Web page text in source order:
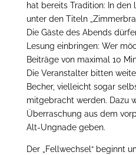
hat bereits Tradition: In den
unter den Titeln
Die Gäste des Abends
Lesung einbringen: Wer
Beiträge von maximal 10
Die Veranstalter bitten
Becher, vielleicht sogar
mitgebracht werden. Dazu
Überraschung aus dem
Alt-Ungnade geben.
Der „Fellwechsel“ beginnt